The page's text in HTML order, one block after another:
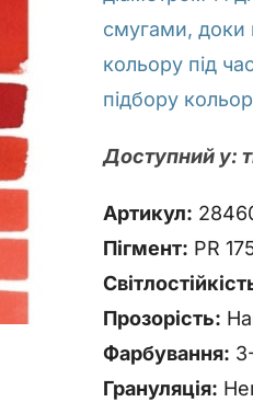
смугами, доки
кольору під
підбору
Доступний у:
Артикул:
Пігмент: PR
Прозорість:
Фарбування:
Грануляція: